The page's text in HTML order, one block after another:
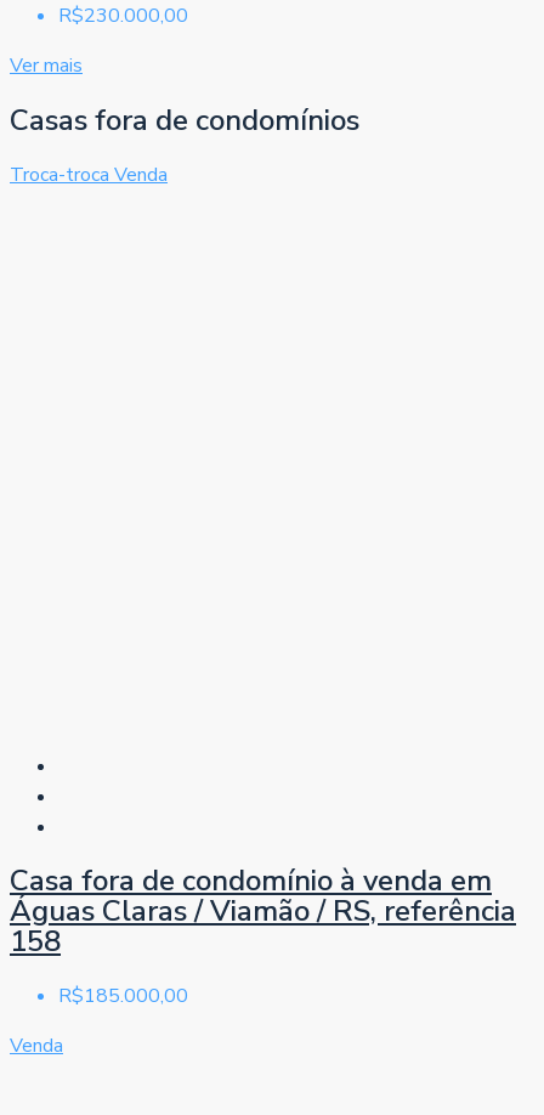
R$230.000,00
Ver mais
Casas fora de condomínios
Troca-troca Venda
Casa fora de condomínio à venda em
Águas Claras / Viamão / RS, referência
158
R$185.000,00
Venda